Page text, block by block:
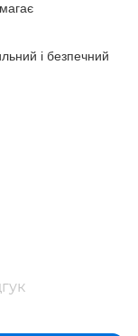
і безпечний